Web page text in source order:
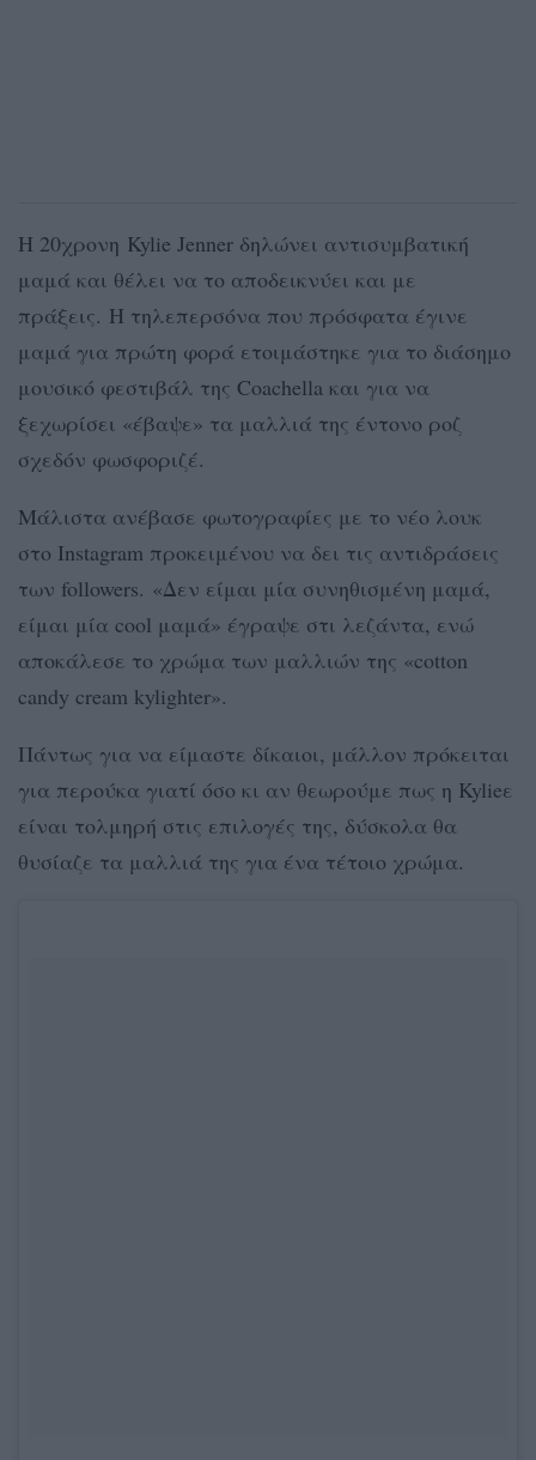
Η 20χρονη Kylie Jenner δηλώνει αντισυμβατική
μαμά και θέλει να το αποδεικνύει και με
πράξεις. Η τηλεπερσόνα που πρόσφατα έγινε
μαμά για πρώτη φορά ετοιμάστηκε για το διάσημο
μουσικό φεστιβάλ της Coachella και για να
ξεχωρίσει «έβαψε» τα μαλλιά της έντονο ροζ
σχεδόν φωσφοριζέ.
Μάλιστα ανέβασε φωτογραφίες με το νέο λουκ
στο Instagram προκειμένου να δει τις αντιδράσεις
των followers. «Δεν είμαι μία συνηθισμένη μαμά,
είμαι μία cool μαμά» έγραψε στι λεζάντα, ενώ
αποκάλεσε το χρώμα των μαλλιών της «cotton
candy cream kylighter».
Πάντως για να είμαστε δίκαιοι, μάλλον πρόκειται
για περούκα γιατί όσο κι αν θεωρούμε πως η Kylieε
είναι τολμηρή στις επιλογές της, δύσκολα θα
θυσίαζε τα μαλλιά της για ένα τέτοιο χρώμα.